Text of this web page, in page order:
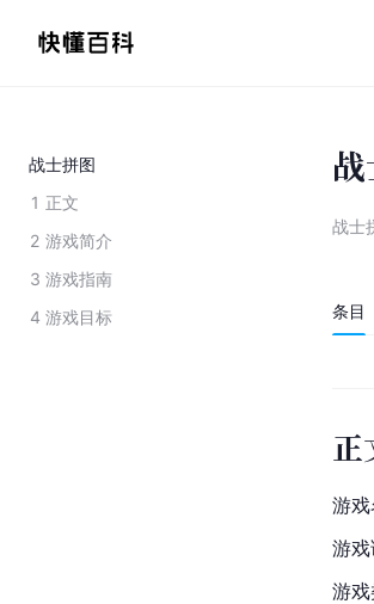
战士拼图
1 正文
2 游戏简介
3 游戏指南
4 游戏目标
战士
条目
正
游
游
游